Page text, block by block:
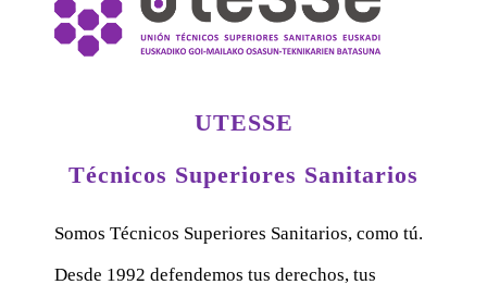
UTESSE
Técnicos Superiores Sanitarios
Somos Técnicos Superiores Sanitarios, como tú.
Desde 1992 defendemos tus derechos, tus